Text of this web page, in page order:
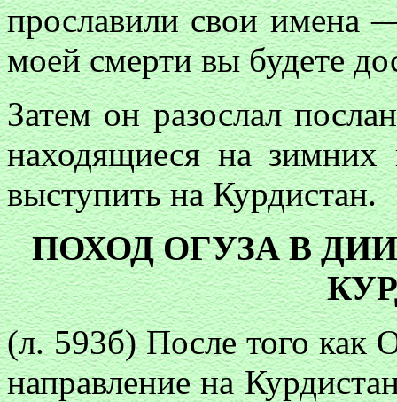
прославили свои имена
моей смерти вы будете
Затем он разослал
находящиеся на
выступить на Курдистан.
ПОХОД ОГУЗА В
(л. 593б) После того как
направление на